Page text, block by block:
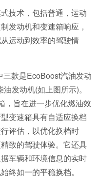
技术，包括普通，运动
发动机和变速箱响应，
运动到效率的驾驶情
款是EcoBoost汽油发动
发动机(如上图所示)。
，旨在进一步优化燃油效
变速箱具有自适应换档
评估，以优化换档时
致的驾驶体验。它还具
车辆和环境信息的实时
终如一的平稳换档。